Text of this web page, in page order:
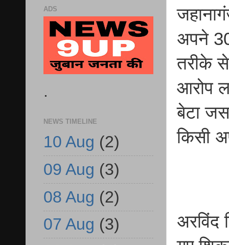
अपने
तरीके
आरोप
बेटा
किसी
अरविंद
ADS
.
NEWS TIMELINE
10 Aug (2)
09 Aug (3)
08 Aug (2)
07 Aug (3)